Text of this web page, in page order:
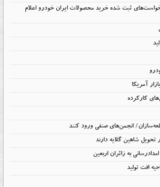
ثبت شده خرید محصولات ایران خودرو اعلام
آمریکا
کارکرده
انجمن‌های صنفی ورود کنند
تحویل شاهین گلایه دارند
به زائران اربعین
افت تولید